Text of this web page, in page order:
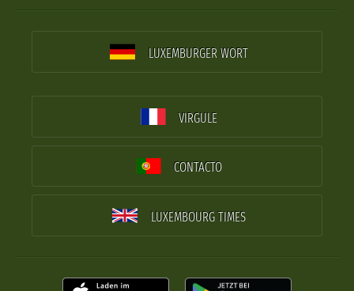
LUXEMBURGER WORT
VIRGULE
CONTACTO
LUXEMBOURG TIMES